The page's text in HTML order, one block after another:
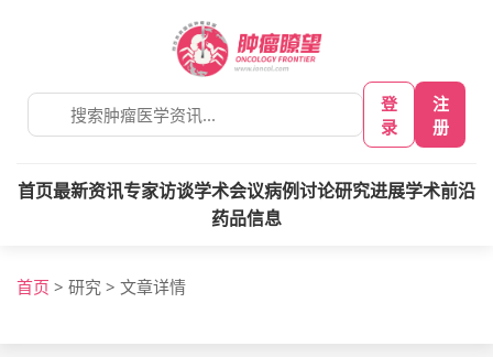
登
录
注
册
首页最新资讯专家访谈学术会议病例讨论研究进展学术前沿
药品信息
首页 > 研究 > 文章详情